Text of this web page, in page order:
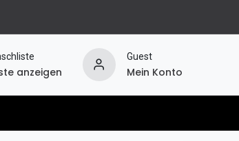
anzeigen
Guest
Mein Konto